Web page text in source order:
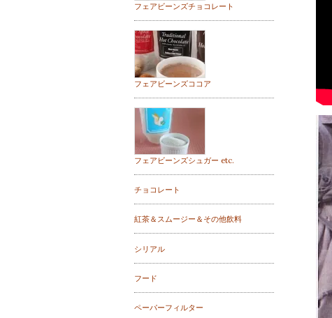
フェアビーンズチョコレート
フェアビーンズココア
フェアビーンズシュガー etc.
チョコレート
紅茶＆スムージー＆その他飲料
シリアル
フード
ペーパーフィルター